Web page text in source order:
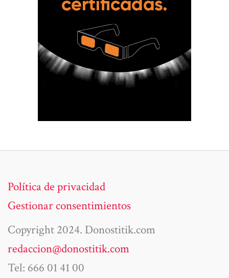
Política de privacidad
Gestionar consentimientos
Copyright 2024. Donostitik.com
redaccion@donostitik.com
Tel: 666 01 41 00